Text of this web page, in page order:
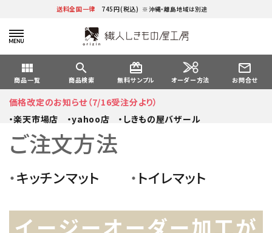
送料全国一律 745円(税込) ※沖縄・離島地域は別途
view_module
商品一覧
search
商品検索
card_giftcard
無料サンプル オーダー方法
mail_outline
お問合せ
価格改定のお知らせ（7/16受注分より）
・楽天市場店
・yahoo店 ・しきもの屋バザール
ご注文方法
・キッチンマット ・ トイレマット